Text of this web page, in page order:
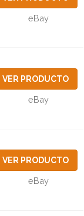
eBay
VER PRODUCTO
eBay
VER PRODUCTO
eBay